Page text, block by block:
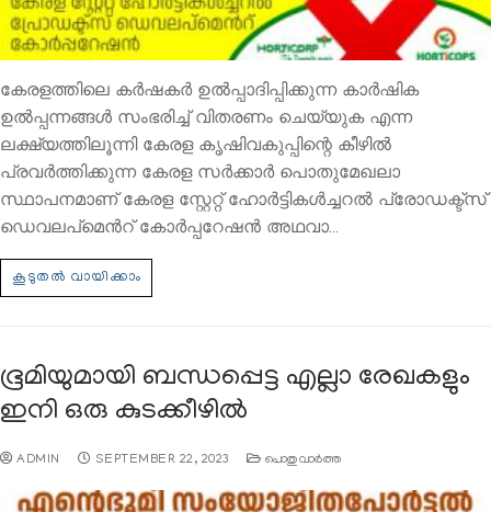
കേരളത്തിലെ കര്‍ഷകര്‍ ഉല്‍പ്പാദിപ്പിക്കുന്ന കാര്‍ഷിക
ഉല്‍പ്പന്നങ്ങള്‍ സംഭരിച്ച് വിതരണം ചെയ്യുക എന്ന
ലക്ഷ്യത്തിലൂന്നി കേരള കൃഷിവകുപ്പിന്റെ കീഴില്‍
പ്രവര്‍ത്തിക്കുന്ന കേരള സര്‍ക്കാര്‍ പൊതുമേഖലാ
സ്ഥാപനമാണ് കേരള സ്റ്റേറ്റ് ഹോര്‍ട്ടികള്‍ച്ചറല്‍ പ്രോഡക്ട്സ്
ഡെവലപ്മെന്‍റ് കോര്‍പ്പറേഷന്‍ അഥവാ…
ഭൂമിയുമായി ബന്ധപ്പെട്ട എല്ലാ രേഖകളും
ഇനി ഒരു കുടക്കീഴിൽ
ADMIN SEPTEMBER 22, 2023 പൊതുവാര്‍ത്ത